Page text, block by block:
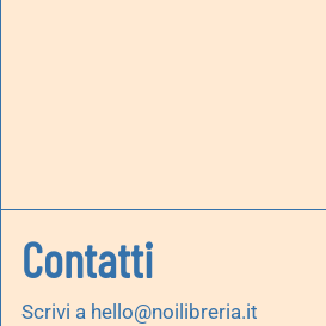
Contatti
Scrivi a hello@noilibreria.it